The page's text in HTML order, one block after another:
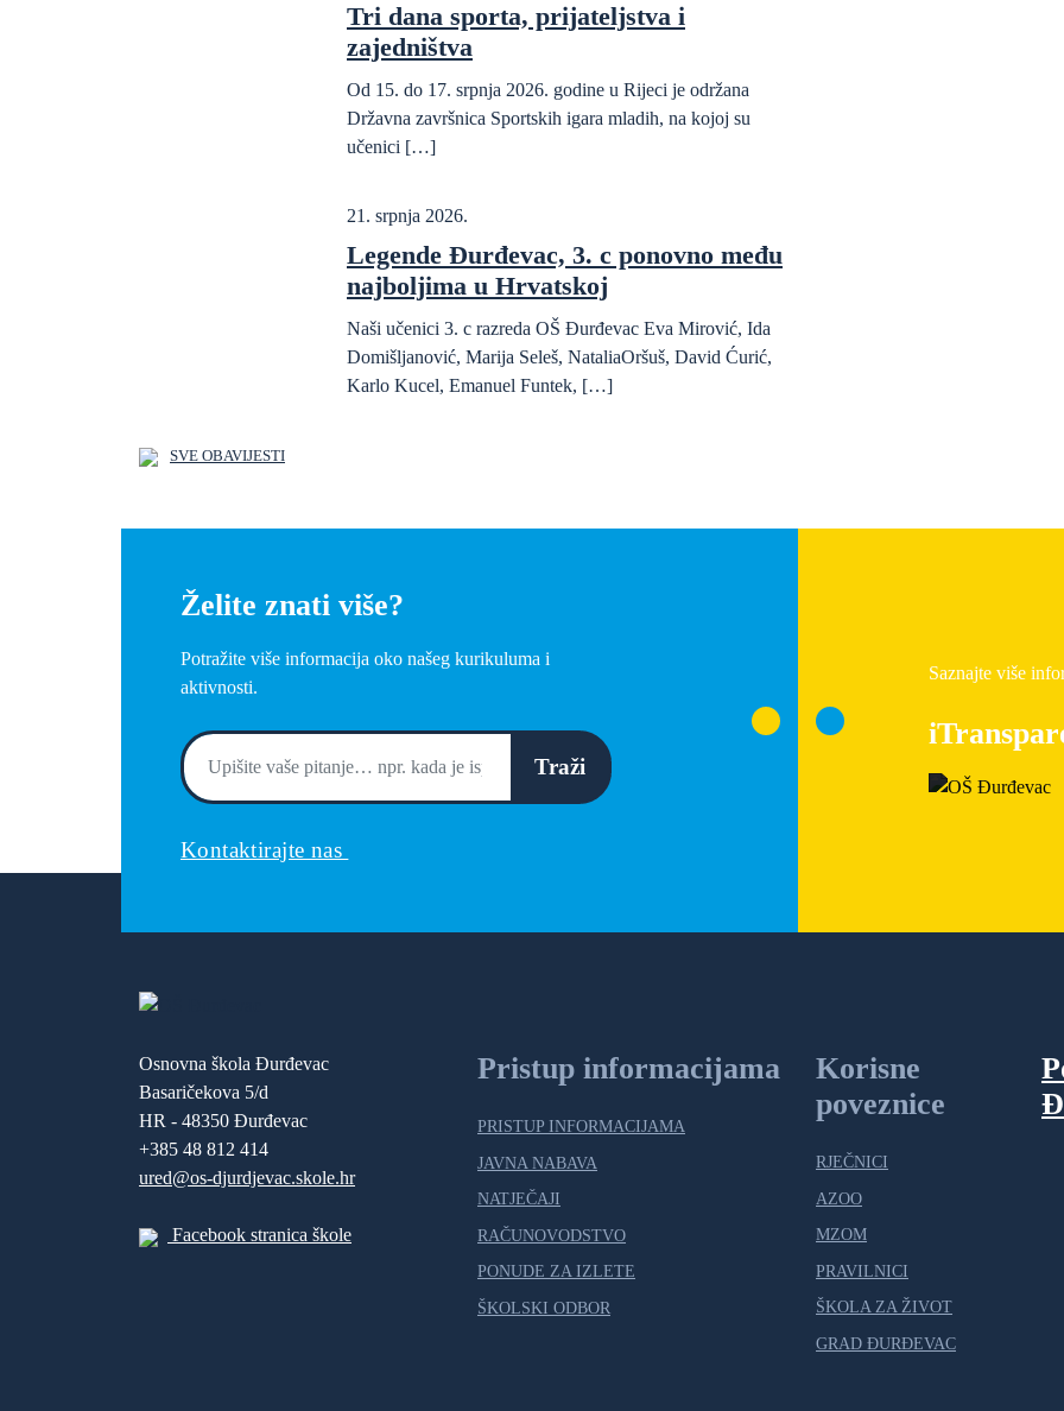
Tri dana sporta, prijateljstva i
zajedništva
Od 15. do 17. srpnja 2026. godine u Rijeci je održana
Državna završnica Sportskih igara mladih, na kojoj su
učenici […]
21. srpnja 2026.
Legende Đurđevac, 3. c ponovno među
najboljima u Hrvatskoj
Naši učenici 3. c razreda OŠ Đurđevac Eva Mirović, Ida
Domišljanović, Marija Seleš, NataliaOršuš, David Ćurić,
Karlo Kucel, Emanuel Funtek, […]
SVE OBAVIJESTI
Želite znati više?
Potražite više informacija oko našeg kurikuluma i
aktivnosti.
Traži
Kontaktirajte nas
Saznajte više
Osnovna škola Đurđevac
Basaričekova 5/d
HR - 48350 Đurđevac
+385 48 812 414
ured@os-djurdjevac.skole.hr
Facebook stranica škole
Pristup informacijama
PRISTUP INFORMACIJAMA
JAVNA NABAVA
NATJEČAJI
RAČUNOVODSTVO
PONUDE ZA IZLETE
ŠKOLSKI ODBOR
Korisne
poveznice
RJEČNICI
AZOO
MZOM
PRAVILNICI
ŠKOLA ZA ŽIVOT
GRAD ĐURĐEVAC